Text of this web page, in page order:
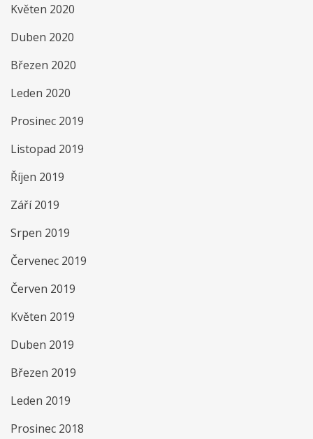
Květen 2020
Duben 2020
Březen 2020
Leden 2020
Prosinec 2019
Listopad 2019
Říjen 2019
Září 2019
Srpen 2019
Červenec 2019
Červen 2019
Květen 2019
Duben 2019
Březen 2019
Leden 2019
Prosinec 2018